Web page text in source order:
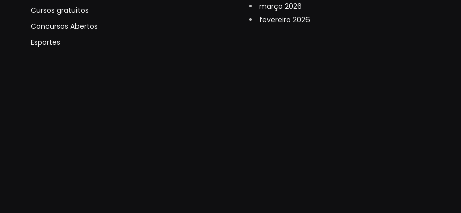
Cursos gratuitos
Concursos Abertos
Esportes
março 2026
fevereiro 2026